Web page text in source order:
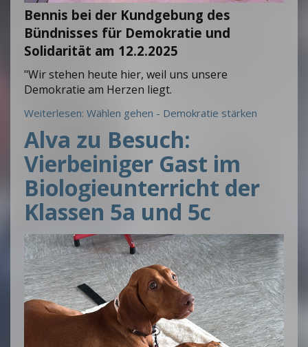
Bennis bei der Kundgebung des
Bündnisses für Demokratie und
Solidarität am 12.2.2025
"Wir stehen heute hier, weil uns unsere
Demokratie am Herzen liegt.
Weiterlesen: Wählen gehen - Demokratie stärken
Alva zu Besuch:
Vierbeiniger Gast im
Biologieunterricht der
Klassen 5a und 5c